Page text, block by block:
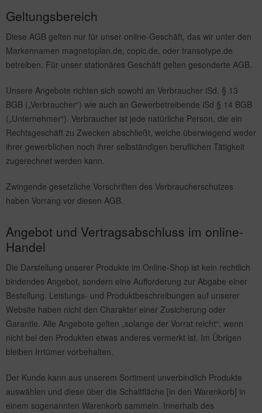
Geltungsbereich
Diese AGB gelten nur für unser online-Geschäft, das wir unter den
Markennamen magnetoplan.de, copic.de, oder transotype.de
betreiben. Für unser stationäres Geschäft gelten gesonderte AGB.
Unsere Angebote richten sich sowohl an Verbraucher iSd. § 13
BGB („Verbraucher“) wie auch an Gewerbetreibende iSd § 14 BGB
(„Unternehmer“). Verbraucher ist jede natürliche Person, die ein
Rechtsgeschäft zu Zwecken abschließt, welche überwiegend weder
ihrer gewerblichen noch ihrer selbständigen beruflichen Tätigkeit
zugerechnet werden kann.
Zwingende gesetzliche Vorschriften des Verbraucherschutzes
haben Vorrang vor diesen AGB.
Angebot und Vertragsabschluss im online-
Handel
Die Darstellung unserer Produkte im Online-Shop ist kein rechtlich
bindendes Angebot, sondern eine Aufforderung zur Abgabe einer
Bestellung. Leistungs- und Produktbeschreibungen auf unserer
Website haben nicht den Charakter einer Zusicherung oder
Garantie. Alle Angebote gelten „solange der Vorrat reicht“, wenn
nicht bei den Produkten etwas anderes vermerkt ist. Im Übrigen
bleiben Irrtümer vorbehalten.
Der Kunde kann aus unserem Sortiment unverbindlich Produkte
auswählen und diese über die Schaltfläche [in den Warenkorb] in
einem sogenannten Warenkorb sammeln. Innerhalb des